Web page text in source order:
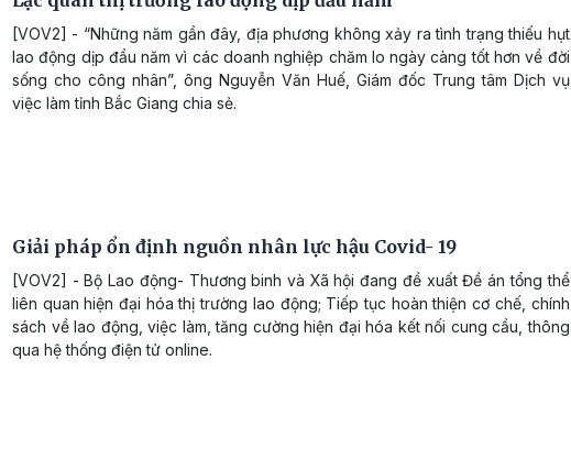
[VOV2] - “Những năm gần đây, địa phương không xảy ra tình trạng thiếu hụt
lao động dịp đầu năm vì các doanh nghiệp chăm lo ngày càng tốt hơn về đời
sống cho công nhân”, ông Nguyễn Văn Huế, Giám đốc Trung tâm Dịch vụ
việc làm tỉnh Bắc Giang chia sẻ.
Giải pháp ổn định nguồn nhân lực hậu Covid- 19
[VOV2] - Bộ Lao động- Thương binh và Xã hội đang đề xuất Đề án tổng thể
liên quan hiện đại hóa thị trường lao động; Tiếp tục hoàn thiện cơ chế, chính
sách về lao động, việc làm, tăng cường hiện đại hóa kết nối cung cầu, thông
qua hệ thống điện tử online.